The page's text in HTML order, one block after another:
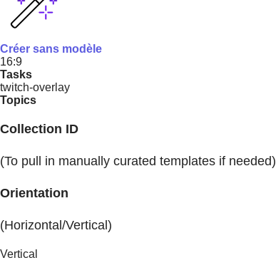
Créer sans modèle
16:9
Tasks
twitch-overlay
Topics
Collection ID
(To pull in manually curated templates if needed)
Orientation
(Horizontal/Vertical)
Vertical